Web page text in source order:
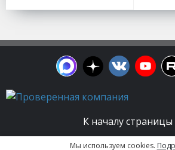
К началу страницы
Мы используем cookies.